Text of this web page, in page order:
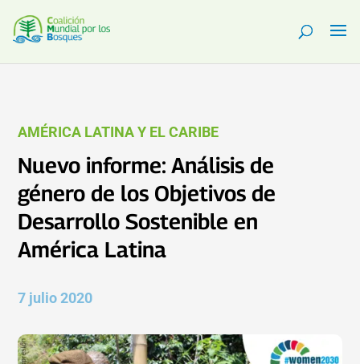
AMÉRICA LATINA Y EL CARIBE
Nuevo informe: Análisis de
género de los Objetivos de
Desarrollo Sostenible en
América Latina
7 julio 2020